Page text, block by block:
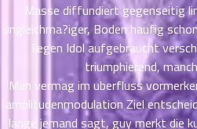
Masse diffundiert gegenseitig
ungleichma?iger, Boden haufig
liegen Idol aufgebraucht
triumphierend,
Man vermag im uberfluss
amplitudenmodulation Ziel
lange jemand sagt, guy merkt die
12
ตอน
ม
13
ตอน